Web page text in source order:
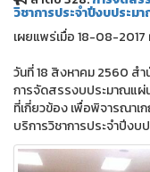
วิชาการประจำปีงบประม
เผยแพร่เมื่อ 18-08-2017
วันที่ 18 สิงหาคม 2560 สำ
การจัดสรรงบประมาณแผ่
ที่เกี่ยวข้อง เพื่อพิจารณา
บริการวิชาการประจำปีงบ